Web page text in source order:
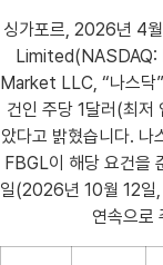
싱가포르, 2026년 4
Limited(NASDAQ:
Market LLC, “나스닥
건인 주당 1달러(최저
았다고 밝혔습니다. 나
FBGL이 해당 요건을
일(2026년 10월 12일,
연속으로